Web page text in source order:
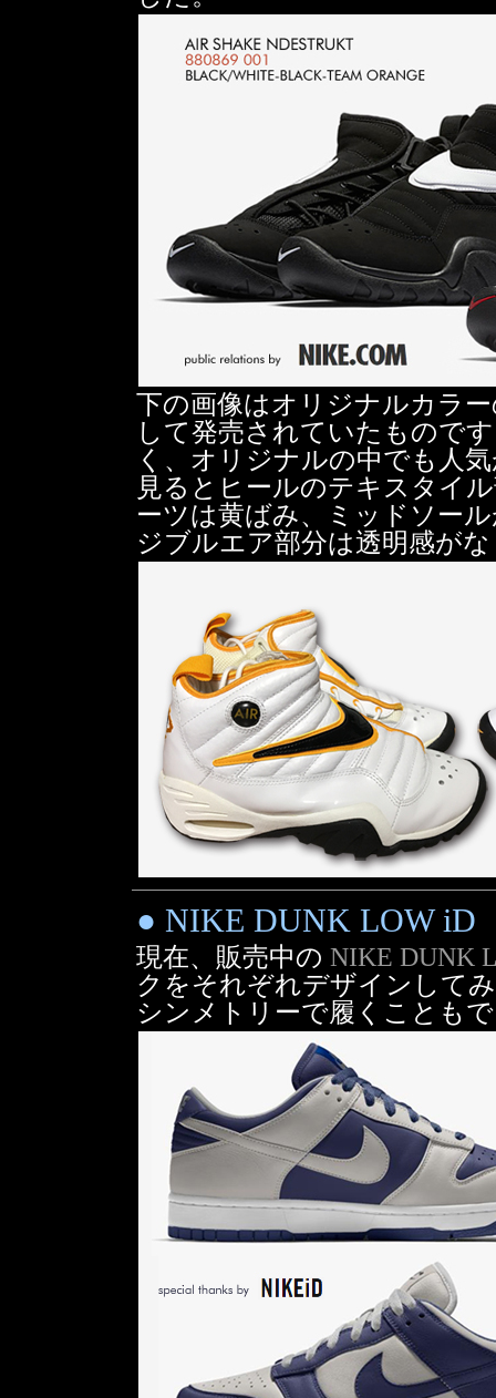
下の画像はオリジナルカラ
して発売されていたもので
く、オリジナルの中でも人
見るとヒールのテキスタイ
ーツは黄ばみ、ミッドソー
ジブルエア部分は透明感が
● NIKE DUNK LOW iD
現在、販売中の NIKE DUNK
クをそれぞれデザインして
シンメトリーで履くことも